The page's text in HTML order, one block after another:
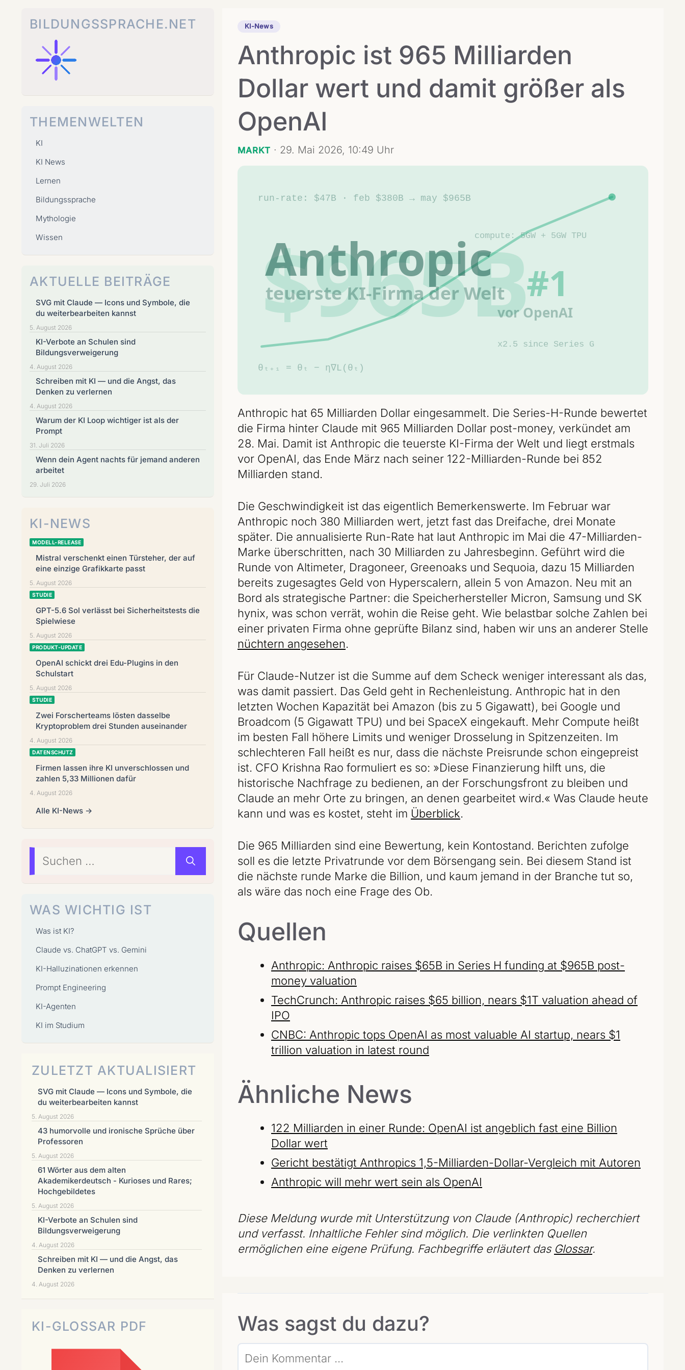
KI-News
Anthropic ist 965 Milliarden
Dollar wert und damit größer als
OpenAI
MARKT · 29. Mai 2026, 10:49 Uhr
Anthropic hat 65 Milliarden Dollar eingesammelt. Die Series-H-Runde bewertet
die Firma hinter Claude mit 965 Milliarden Dollar post-money, verkündet am
28. Mai. Damit ist Anthropic die teuerste KI-Firma der Welt und liegt erstmals
vor OpenAI, das Ende März nach seiner 122-Milliarden-Runde bei 852
Milliarden stand.
Die Geschwindigkeit ist das eigentlich Bemerkenswerte. Im Februar war
Anthropic noch 380 Milliarden wert, jetzt fast das Dreifache, drei Monate
später. Die annualisierte Run-Rate hat laut Anthropic im Mai die 47-Milliarden-
Marke überschritten, nach 30 Milliarden zu Jahresbeginn. Geführt wird die
Runde von Altimeter, Dragoneer, Greenoaks und Sequoia, dazu 15 Milliarden
bereits zugesagtes Geld von Hyperscalern, allein 5 von Amazon. Neu mit an
Bord als strategische Partner: die Speicherhersteller Micron, Samsung und SK
hynix, was schon verrät, wohin die Reise geht. Wie belastbar solche Zahlen bei
einer privaten Firma ohne geprüfte Bilanz sind, haben wir uns an anderer Stelle
nüchtern angesehen.
Für Claude-Nutzer ist die Summe auf dem Scheck weniger interessant als das,
was damit passiert. Das Geld geht in Rechenleistung. Anthropic hat in den
letzten Wochen Kapazität bei Amazon (bis zu 5 Gigawatt), bei Google und
Broadcom (5 Gigawatt TPU) und bei SpaceX eingekauft. Mehr Compute heißt
im besten Fall höhere Limits und weniger Drosselung in Spitzenzeiten. Im
schlechteren Fall heißt es nur, dass die nächste Preisrunde schon eingepreist
ist. CFO Krishna Rao formuliert es so: »Diese Finanzierung hilft uns, die
historische Nachfrage zu bedienen, an der Forschungsfront zu bleiben und
Claude an mehr Orte zu bringen, an denen gearbeitet wird.« Was Claude heute
kann und was es kostet, steht im Überblick.
Die 965 Milliarden sind eine Bewertung, kein Kontostand. Berichten zufolge
soll es die letzte Privatrunde vor dem Börsengang sein. Bei diesem Stand ist
die nächste runde Marke die Billion, und kaum jemand in der Branche tut so,
als wäre das noch eine Frage des Ob.
Quellen
Anthropic: Anthropic raises $65B in Series H funding at $965B post-
money valuation
TechCrunch: Anthropic raises $65 billion, nears $1T valuation ahead of
IPO
CNBC: Anthropic tops OpenAI as most valuable AI startup, nears $1
trillion valuation in latest round
Ähnliche News
122 Milliarden in einer Runde: OpenAI ist angeblich fast eine Billion
Dollar wert
Gericht bestätigt Anthropics 1,5-Milliarden-Dollar-Vergleich mit Autoren
Anthropic will mehr wert sein als OpenAI
Diese Meldung wurde mit Unterstützung von Claude (Anthropic) recherchiert
und verfasst. Inhaltliche Fehler sind möglich. Die verlinkten Quellen
ermöglichen eine eigene Prüfung. Fachbegriffe erläutert das Glossar.
Was sagst du dazu?
BILDUNGSSPRACHE.NET
THEMENWELTEN
KI
KI News
Lernen
Bildungssprache
Mythologie
Wissen
AKTUELLE BEITRÄGE
SVG mit Claude — Icons und Symbole, die
du weiterbearbeiten kannst
5. August 2026
KI-Verbote an Schulen sind
Bildungsverweigerung
4. August 2026
Schreiben mit KI — und die Angst, das
Denken zu verlernen
4. August 2026
Warum der KI Loop wichtiger ist als der
Prompt
31. Juli 2026
Wenn dein Agent nachts für jemand anderen
arbeitet
29. Juli 2026
KI-NEWS
MODELL-RELEASE
Mistral verschenkt einen Türsteher, der auf
eine einzige Grafikkarte passt
5. August 2026
STUDIE
GPT-5.6 Sol verlässt bei Sicherheitstests die
Spielwiese
5. August 2026
PRODUKT-UPDATE
OpenAI schickt drei Edu-Plugins in den
Schulstart
5. August 2026
STUDIE
Zwei Forscherteams lösten dasselbe
Kryptoproblem drei Stunden auseinander
4. August 2026
DATENSCHUTZ
Firmen lassen ihre KI unverschlossen und
zahlen 5,33 Millionen dafür
4. August 2026
Alle KI-News →
Suchen
nach:
WAS WICHTIG IST
Was ist KI?
Claude vs. ChatGPT vs. Gemini
KI-Halluzinationen erkennen
Prompt Engineering
KI-Agenten
KI im Studium
ZULETZT AKTUALISIERT
SVG mit Claude — Icons und Symbole, die
du weiterbearbeiten kannst
5. August 2026
43 humorvolle und ironische Sprüche über
Professoren
5. August 2026
61 Wörter aus dem alten
Akademikerdeutsch - Kurioses und Rares;
Hochgebildetes
5. August 2026
KI-Verbote an Schulen sind
Bildungsverweigerung
4. August 2026
Schreiben mit KI — und die Angst, das
Denken zu verlernen
4. August 2026
KI-GLOSSAR PDF